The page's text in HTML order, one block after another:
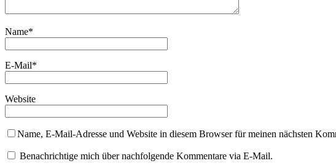
Name*
E-Mail*
Website
Name, E-Mail-Adresse und Website in diesem Browser für meinen nächsten
Benachrichtige mich über nachfolgende Kommentare via E-Mail.